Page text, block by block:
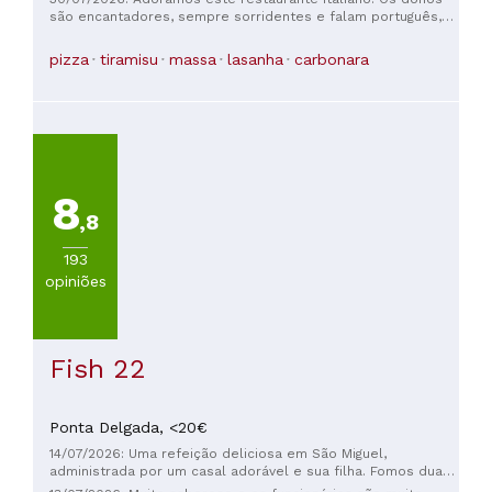
são encantadores, sempre sorridentes e falam português,
ainda mais calorosa. Graças à sua gentileza e à comida
deliciosa, fomos transportados para a Itália durante a
pizza tiramisu massa lasanha carbonara
8,8
193
opiniões
Fish 22
Ponta Delgada, <20€
14/07/2026: Uma refeição deliciosa em São Miguel,
administrada por um casal adorável e sua filha. Fomos duas
vezes durante nossa viagem e foram algumas das nossas